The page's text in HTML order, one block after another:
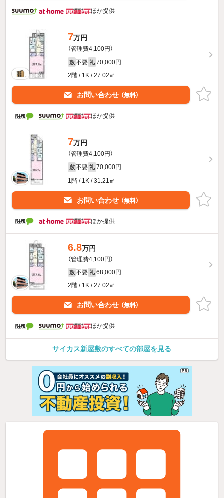
ほか提供
7万円
（管理費4,100円）
敷 不要 礼 70,000円
2階 / 1K / 27.02㎡
お問い合わせ （無料）
ほか提供
7万円
（管理費4,100円）
敷 不要 礼 70,000円
1階 / 1K / 31.21㎡
お問い合わせ （無料）
ほか提供
6.8万円
（管理費4,100円）
敷 不要 礼 68,000円
2階 / 1K / 27.02㎡
お問い合わせ （無料）
ほか提供
サイカス新屋敷のすべての部屋を見る